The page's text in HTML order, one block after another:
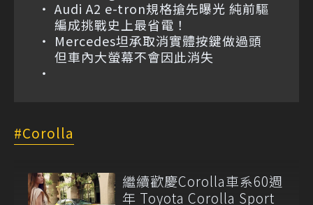
Audi A2 e-tron規格搶先曝光 純前驅
編成挑戰史上最省電！
Mercedes坦承取消實體按鍵做過頭
但車內大螢幕不會因此消失
Corolla
繼續歡慶Corolla車系60週
年 Toyota Corolla Sport